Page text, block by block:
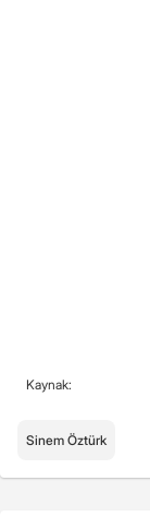
Kaynak:
Sinem Öztürk